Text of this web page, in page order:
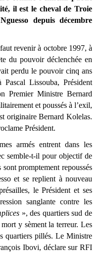
il est le cheval de Troie
depuis décembre
revenir à octobre 1997, à
du pouvoir déclenchée en
perdu le pouvoir cinq ans
Lissouba, Président
Premier Ministre Bernard
et poussés à l’exil,
originaire Bernard Kolelas.
Président.
armés entrent dans les
semble-t-il pour objectif de
promptement repoussés
et se replient à nouveau
le Président et ses
sanglante contre les
», des quartiers sud de
y sèment la terreur. Les
quartiers pillés. Le Ministre
Ibovi, déclare sur RFI